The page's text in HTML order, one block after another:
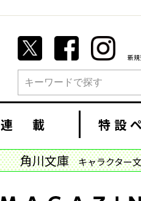
新
連 載 特設
角川文庫 キャラクター